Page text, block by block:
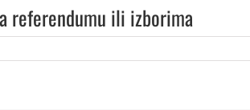
referendumu ili izborima